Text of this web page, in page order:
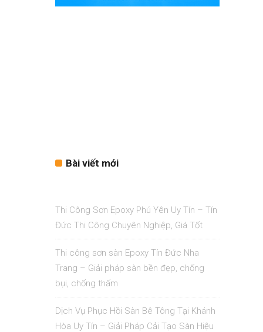
Bài viết mới
Thi Công Sơn Epoxy Phú Yên Uy Tín – Tín
Đức Thi Công Chuyên Nghiệp, Giá Tốt
Thi công sơn sàn Epoxy Tín Đức Nha
Trang – Giải pháp sàn bền đẹp, chống
bụi, chống thấm
Dịch Vụ Phục Hồi Sàn Bê Tông Tại Khánh
Hòa Uy Tín – Giải Pháp Cải Tạo Sàn Hiệu